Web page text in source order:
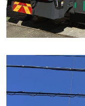
家づくりサポート
家づくりの資金計画
設計・施工品質管理